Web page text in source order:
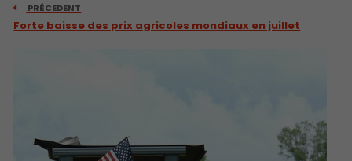
PRÉCEDENT
Forte baisse des prix agricoles mondiaux en juillet